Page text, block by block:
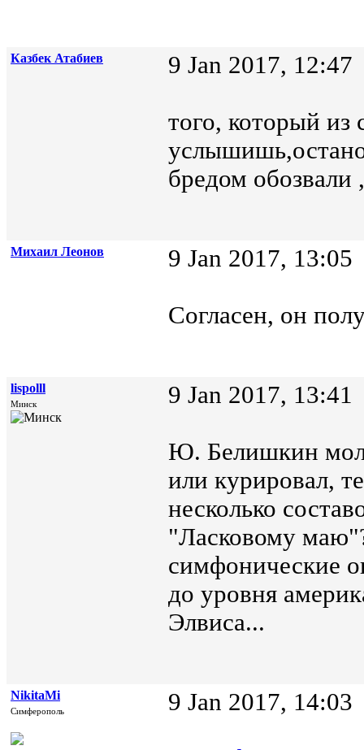
Казбек Атабиев 9 Jan 2017, 12:47
того, который из
бредом обозвали
Михаил Леонов 9 Jan 2017, 13:05
Согласен, он
lispolll
Минск 9 Jan 2017, 13:41
Ю. Белишкин
или курировал,
несколько
"Ласковому
симфонические
до уровня
Элвиса...
NikitaMi
Симферополь 9 Jan 2017, 14:03